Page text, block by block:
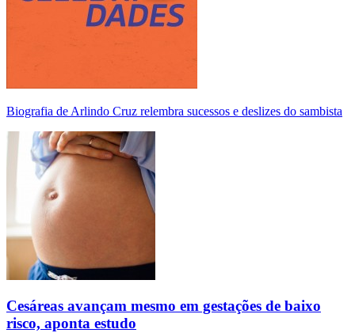
Biografia de Arlindo Cruz relembra sucessos e deslizes do sambista
Cesáreas avançam mesmo em gestações de baixo
risco, aponta estudo